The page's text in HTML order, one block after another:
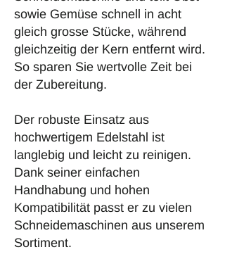
sowie Gemüse schnell in acht
gleich grosse Stücke, während
gleichzeitig der Kern entfernt wird.
So sparen Sie wertvolle Zeit bei
der Zubereitung.
Der robuste Einsatz aus
hochwertigem Edelstahl ist
langlebig und leicht zu reinigen.
Dank seiner einfachen
Handhabung und hohen
Kompatibilität passt er zu vielen
Schneidemaschinen aus unserem
Sortiment.